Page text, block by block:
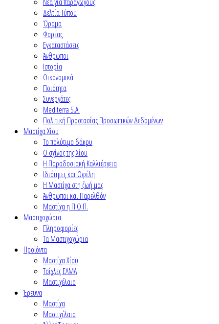
Νέα για παραγωγούς
Δελτία Τύπου
Όραμα
Φορέας
Εγκαταστάσεις
Άνθρωποι
Ιστορία
Οικονομικά
Ποιότητα
Συνεργάτες
Mediterra S.A.
Πολιτική Προστασίας Προσωπικών Δεδομένων
Μαστίχα Χίου
Το πολύτιμο δάκρυ
Ο σχίνος της Χίου
Η Παραδοσιακή Καλλιέργεια
Ιδιότητες και Οφέλη
Η Μαστίχα στη ζωή μας
Άνθρωποι και Παρελθόν
Μαστίχα η Π.Ο.Π.
Μαστιχοχώρια
Πληροφορίες
Τα Μαστιχοχώρια
Προϊόντα
Μαστίχα Χίου
Τσίχλες ΕΛΜΑ
Μαστιχέλαιο
Έρευνα
Μαστίχα
Μαστιχέλαιο